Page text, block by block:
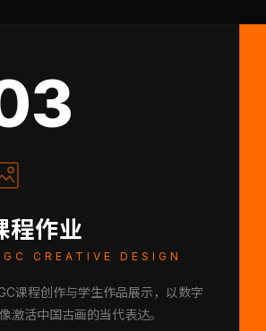
程作业
CREATIVE DESIGN
课程创作与学生作品展示，以数字
激活中国古画的当代表达。